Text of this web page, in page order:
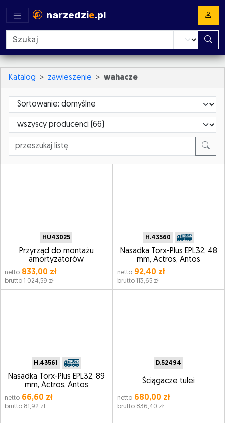
narzedzie.pl
Katalog zawieszenie wahacze
Sortowanie
ProducerId
HU43025
Przyrząd do montażu
amortyzatorów
netto 833,00 zł
brutto 1 024,59 zł
H.43560
Nasadka Torx-Plus EPL32, 48
mm, Actros, Antos
netto92,40 zł
brutto 113,65 zł
H.43561
Nasadka Torx-Plus EPL32, 89
mm, Actros, Antos
netto 66,60 zł
brutto 81,92 zł
D.52494
Ściągacze tulei
netto680,00 zł
brutto 836,40 zł